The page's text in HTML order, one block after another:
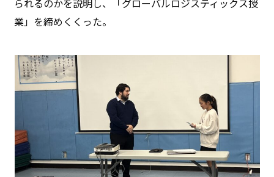
業」を締めくくった。